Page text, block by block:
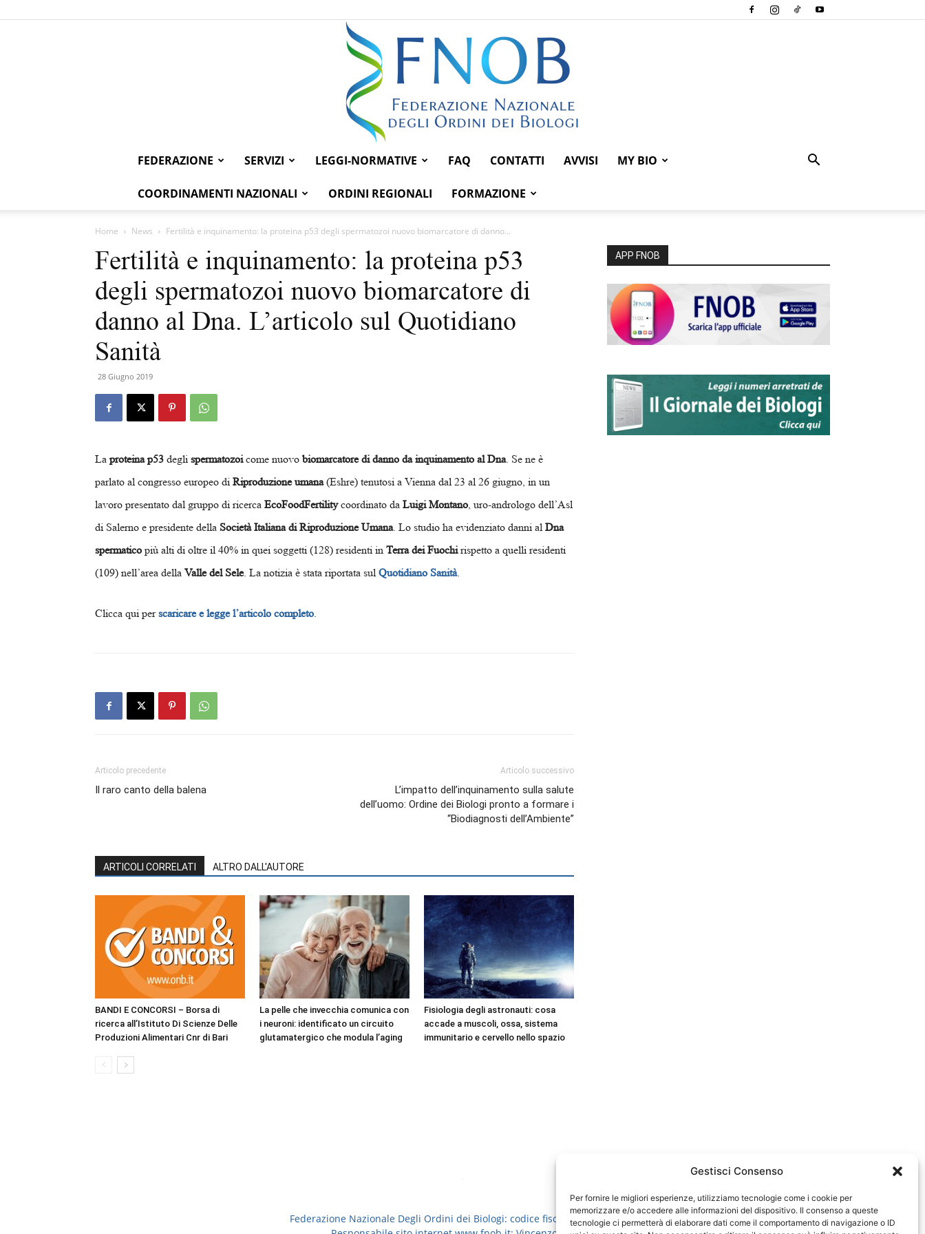
Gestisci Consenso
Per fornire le migliori esperienze, utilizziamo tecnologie come i cookie per
memorizzare e/o accedere alle informazioni del dispositivo. Il consenso a queste
tecnologie ci permetterà di elaborare dati come il comportamento di navigazione o ID
Federazione
Nazionale
Ordini
dei
FEDERAZIONE SERVIZI LEGGI-NORMATIVE FAQ CONTATTI AVVISI MY BIO
COORDINAMENTI NAZIONALI ORDINI REGIONALI FORMAZIONE
Home News Fertilità e inquinamento: la proteina p53 degli spermatozoi nuovo biomarcatore di danno...
Fertilità e inquinamento: la proteina p53
degli spermatozoi nuovo biomarcatore di
danno al Dna. L’articolo sul Quotidiano
Sanità
28 Giugno 2019
La proteina p53 degli spermatozoicome nuovo biomarcatore di danno da inquinamento al Dna. Se ne è
parlato al congresso europeo di Riproduzione umana(Eshre) tenutosi a Vienna dal 23 al 26 giugno, in un
lavoro presentato dal gruppo di ricerca EcoFoodFertilitycoordinato da Luigi Montano , uro-andrologo dell’Asl
di Salerno e presidente della Società Italiana di Riproduzione Umana. Lo studio ha evidenziato danni al Dna
spermatico più alti di oltre il 40% in quei soggetti (128) residenti in Terra dei Fuochirispetto a quelli residenti
(109) nell’area della Valle del Sele. La notizia è stata riportata sul Quotidiano Sanità.
Clicca qui perscaricare e legge l’articolo completo
Articolo precedente
Il raro canto della balena
Articolo successivo
L’impatto dell’inquinamento sulla salute
dell’uomo: Ordine dei Biologi pronto a formare i
“Biodiagnosti dell’Ambiente”
ARTICOLI CORRELATI ALTRO DALL'AUTORE
BANDI E CONCORSI – Borsa di
ricerca all’Istituto Di Scienze Delle
Produzioni Alimentari Cnr di Bari
La pelle che invecchia comunica con
i neuroni: identificato un circuito
glutamatergico che modula l’aging
Fisiologia degli astronauti: cosa
accade a muscoli, ossa, sistema
immunitario e cervello nello spazio
APP FNOB
Federazione Nazionale Degli Ordini dei Biologi: codice fiscale 80069130583